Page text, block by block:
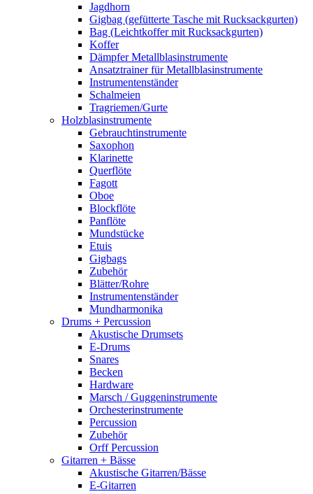
Jagdhorn
Gigbag (gefütterte Tasche mit Rucksackgurten)
Bag (Leichtkoffer mit Rucksackgurten)
Koffer
Dämpfer Metallblasinstrumente
Ansatztrainer für Metallblasinstrumente
Instrumentenständer
Schalmeien
Tragriemen/Gurte
Holzblasinstrumente
Gebrauchtinstrumente
Saxophon
Klarinette
Querflöte
Fagott
Oboe
Blockflöte
Panflöte
Mundstücke
Etuis
Gigbags
Zubehör
Blätter/Rohre
Instrumentenständer
Mundharmonika
Drums + Percussion
Akustische Drumsets
E-Drums
Snares
Becken
Hardware
Marsch / Guggeninstrumente
Orchesterinstrumente
Percussion
Zubehör
Orff Percussion
Gitarren + Bässe
Akustische Gitarren/Bässe
E-Gitarren